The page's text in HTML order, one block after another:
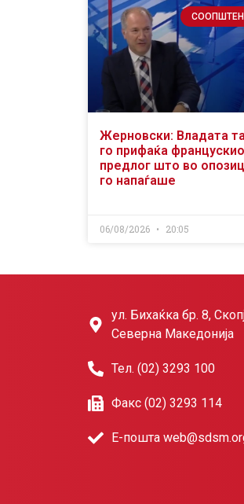
Жерновски: Владата
го прифаќа
предлог што во
го напаѓаше
06/08/2026 20:05
ул. Бихаќка бр. 8,
Северна Македонија
Тел. (02) 3293 100
Факс (02) 3293 114
Е-пошта